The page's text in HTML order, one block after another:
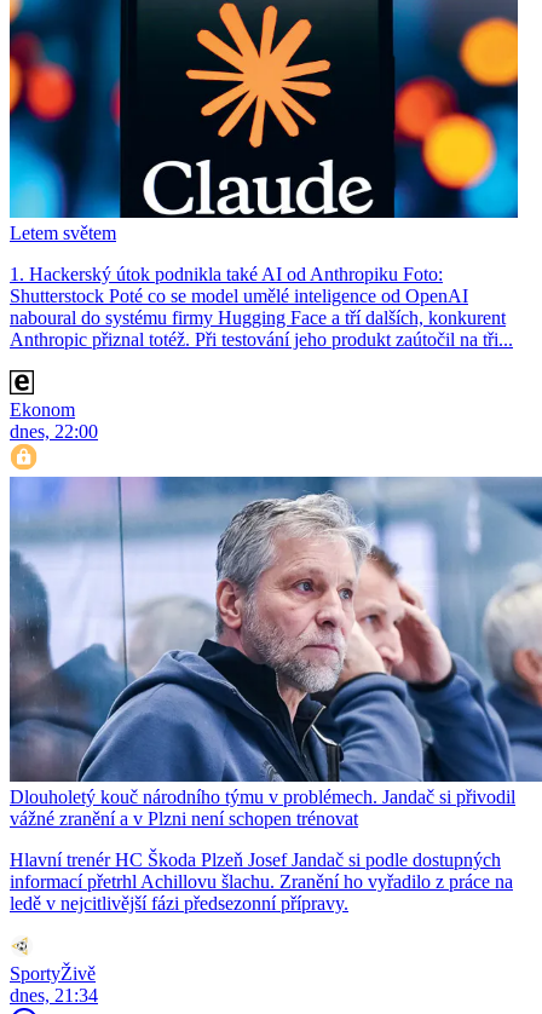
Letem světem
1. Hackerský útok podnikla také AI od Anthropiku Foto:
Shutterstock Poté co se model umělé inteligence od OpenAI
naboural do systému firmy Hugging Face a tří dalších, konkurent
Anthro­pic přiznal totéž. Při testování jeho produkt zaútočil na tři...
Ekonom
dnes, 22:00
Dlouholetý kouč národního týmu v problémech. Jandač si přivodil
vážné zranění a v Plzni není schopen trénovat
Hlavní trenér HC Škoda Plzeň Josef Jandač si podle dostupných
informací přetrhl Achillovu šlachu. Zranění ho vyřadilo z práce na
ledě v nejcitlivější fázi předsezonní přípravy.
SportyŽivě
dnes, 21:34